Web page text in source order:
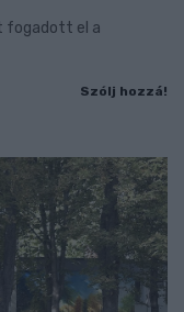
fogadott el a
Szólj hozzá!